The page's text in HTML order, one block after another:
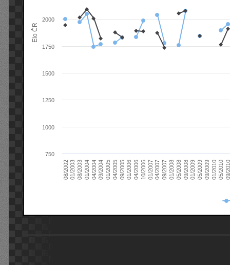
Elo ČR
08/200201/200308/200301/200404/200409/200401/200504/200509/200501/200604/200610/200601/200704/200709/200701/200805/200809/200801/200905/200909/200901/201005/201009/
750
1000
1250
1500
1750
2000